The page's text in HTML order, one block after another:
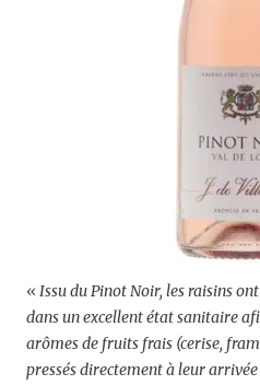
« Issu du Pinot Noir, les raisins
dans un excellent état sanitaire
arômes de fruits frais (cerise,
pressés directement à leur